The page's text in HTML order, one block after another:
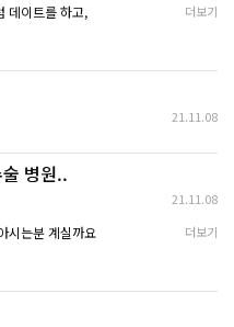
데이트를 하고,
시키더라구요.
이 땡기나했어요.
을 한가득 사고,
아주더라구요.
치도 못한일이라고,
이긴 한데..
입사교육 받으러가서
으로 인한 과음.
감으로 하루 기본 커피 3잔..
약,소화제,항생제까지..
더라구요.
아이낳자고 약속했어요.
술도 적당히 마시자고,
더보기
21.11.08
병원..
21.11.08
시는분 계실까요
요
더보기